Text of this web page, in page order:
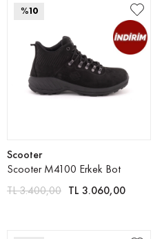
Scooter
Scooter M4100 Erkek Bot
TL 3.060,00
TL 3.400,00
%10